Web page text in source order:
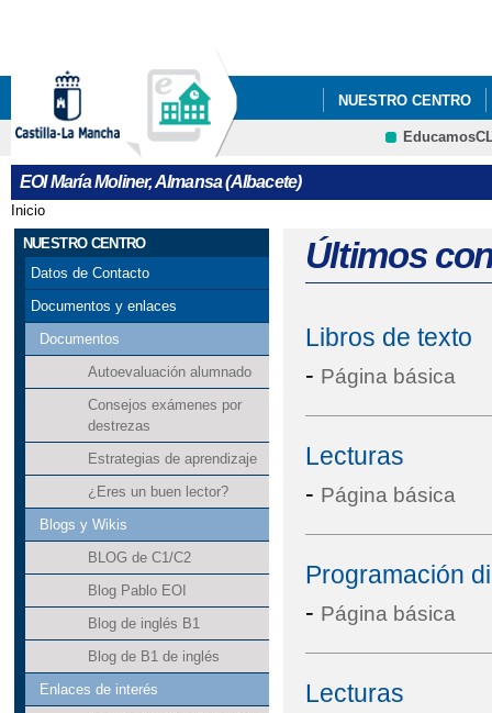
NUESTRO CENTRO
PROCESO DE
EOI María Moliner, Almansa (Albacete)
Se encuentra usted aquí
Inicio
NUESTRO CENTRO
Datos de Contacto
Documentos y enlaces
Documentos
Autoevaluación alumnado
Consejos exámenes por
destrezas
Estrategias de aprendizaje
¿Eres un buen lector?
Blogs y Wikis
BLOG de C1/C2
Blog Pablo EOI
Blog de inglés B1
Blog de B1 de inglés
Enlaces de interés
Últimos
Libros de texto
- Página básica
Lecturas
- Página básica
Programación
- Página básica
Lecturas